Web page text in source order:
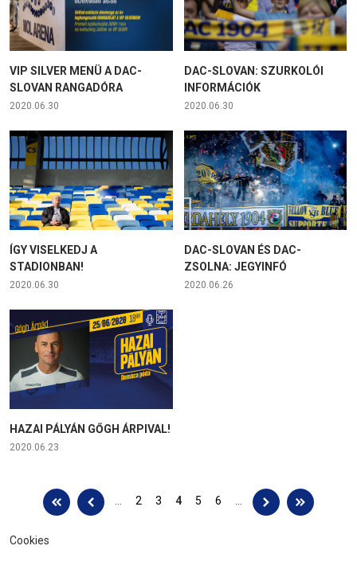
VIP SILVER MENÜ A DAC-
SLOVAN RANGADÓRA
2020.06.30
DAC-SLOVAN: SZURKOLÓI
INFORMÁCIÓK
2020.06.30
ÍGY VISELKEDJ A
STADIONBAN!
2020.06.30
DAC-SLOVAN ÉS DAC-
ZSOLNA: JEGYINFÓ
2020.06.26
HAZAI PÁLYÁN GŐGH ÁRPIVAL!
2020.06.23
Oldalak … 2 3 4 5 6 …
Cookies